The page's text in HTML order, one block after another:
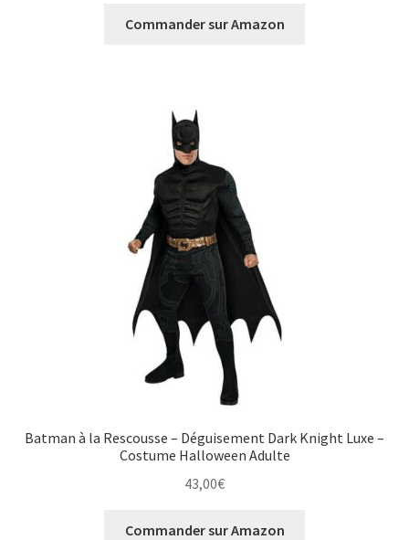
Commander sur Amazon
Batman à la Rescousse – Déguisement Dark Knight Luxe –
Costume Halloween Adulte
43,00€
Commander sur Amazon